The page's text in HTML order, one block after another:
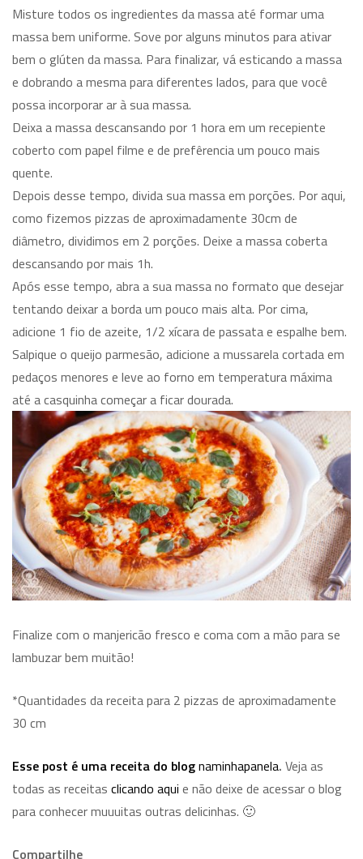
Misture todos os ingredientes da massa até formar uma
massa bem uniforme. Sove por alguns minutos para ativar
bem o glúten da massa. Para finalizar, vá esticando a massa
e dobrando a mesma para diferentes lados, para que você
possa incorporar ar à sua massa.
Deixa a massa descansando por 1 hora em um recepiente
coberto com papel filme e de prefêrencia um pouco mais
quente.
Depois desse tempo, divida sua massa em porções. Por aqui,
como fizemos pizzas de aproximadamente 30cm de
diâmetro, dividimos em 2 porções. Deixe a massa coberta
descansando por mais 1h.
Após esse tempo, abra a sua massa no formato que desejar
tentando deixar a borda um pouco mais alta. Por cima,
adicione 1 fio de azeite, 1/2 xícara de passata e espalhe bem.
Salpique o queijo parmesão, adicione a mussarela cortada em
pedaços menores e leve ao forno em temperatura máxima
até a casquinha começar a ficar dourada.
Finalize com o manjericão fresco e coma com a mão para se
lambuzar bem muitão!
*Quantidades da receita para 2 pizzas de aproximadamente
30 cm
Esse post é uma receita do blognaminhapanela. Veja as
todas as receitas clicando aqui e não deixe de acessar o blog
para conhecer muuuitas outras delicinhas. 🙂
Compartilhe